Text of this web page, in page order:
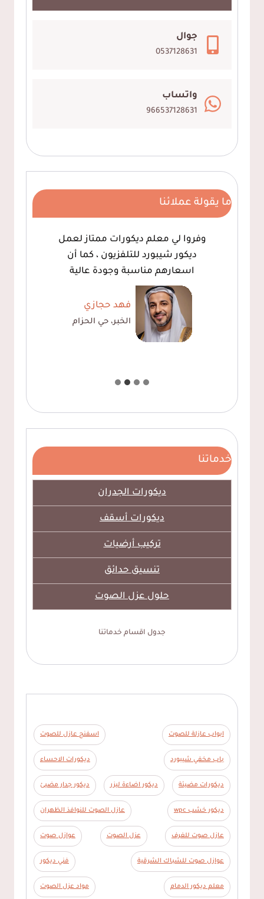
2025جوال
0537128631
واتساب
966537128631
ما يقولة عملائنا
وفروا لي معلم ديكورات ممتاز لعمل
ديكور شيبورد للتلفزيون ، كما أن
اسعارهم مناسبة وجودة عالية
فهد حجازي
الخبر، حي الحزام
خدماتنا
ديكورات الجدران
ديكورات أسقف
تركيب أرضيات
تنسيق حدائق
حلول عزل الصوت
جدول اقسام خدماتنا
ابواب عازلة للصوت اسفنج عازل للصوت
باب مخفي شيبورد ديكورات الاحساء
ديكورات مضيئة ديكور اضاءة ليزر ديكور جدار مضيئ
ديكور خشب wpc عازل الصوت للنوافذ الظهران
عازل صوت للغرف عزل الصوت عوازل صوت
عوازل صوت للشباك الشرقية فني ديكور
معلم ديكور الدمام مواد عزل الصوت